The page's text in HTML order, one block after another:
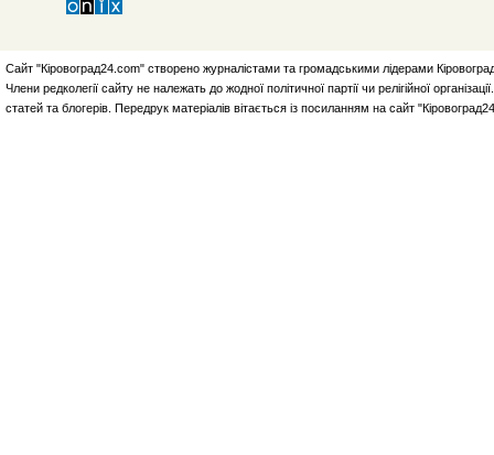
Сайт "Кіровоград24.com" створено журналістами та громадськими лідерами
Члени редколегії сайту не належать до жодної політичної партії чи релігійної
статей та блогерів. Передрук матеріалів вітається із посиланням на сайт